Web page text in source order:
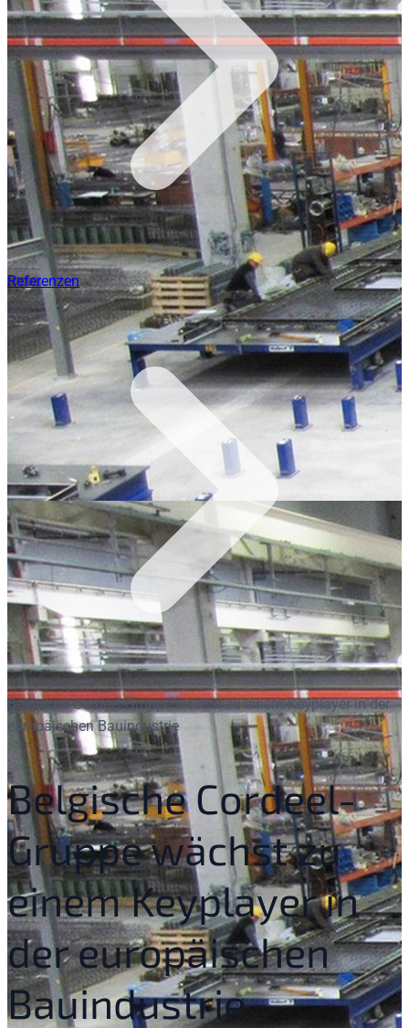
Referenzen
Belgische Cordeel-Gruppe wächst zu einem Keyplayer in der
europäischen Bauindustrie
Belgische Cordeel-
Gruppe wächst zu
einem Keyplayer in
der europäischen
Bauindustrie